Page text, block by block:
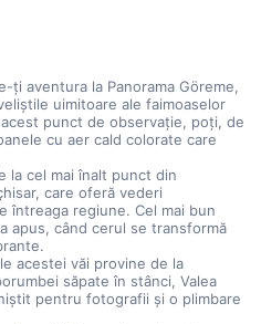
ți aventura la Panorama Göreme,
uimitoare ale faimoaselor
punct de observație, poți, de
cu aer cald colorate care
la cel mai înalt punct din
care oferă vederi
întreaga regiune. Cel mai bun
apus, când cerul se transformă
acestei văi provine de la
săpate în stânci, Valea
pentru fotografii și o plimbare